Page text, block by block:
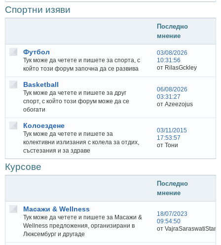
Спортни изяви
Последно
мнение
Футбол
Тук може да четете и пишете за спорта, с
който този форум започна да се развива
03/08/2026
10:31:56
от RilasGckley
Basketball
Тук може да четете и пишете за друг
спорт, с който този форум може да се
обогати
06/08/2026
03:31:27
от Azeezojus
Колоездене
Тук може да четете и пишете за
колективни излизания с колела за отдих,
състезания и за здраве
03/11/2015
17:53:57
от Тони
Курсове
Последно
мнение
Масажи & Wellness
Тук може да четете и пишете за Масажи &
Wellness предложения, организирани в
Люксембург и другаде
18/07/2023
09:54:50
от